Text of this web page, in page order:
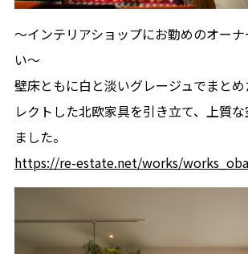
〜インテリアショップにお勤めのオー
い〜
壁床ともに白と淡いグレージュでまと
レクトした北欧家具を引き立て、上質
ました。
https://re-estate.net/works/